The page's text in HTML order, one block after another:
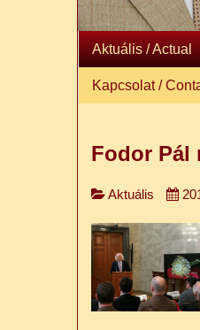
Aktuális / Actual
Kapcsolat /
Fodor Pál
Aktuális